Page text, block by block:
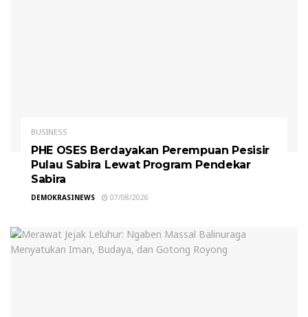
BUSINESS
PHE OSES Berdayakan Perempuan Pesisir
Pulau Sabira Lewat Program Pendekar
Sabira
DEMOKRASINEWS 07/08/2026